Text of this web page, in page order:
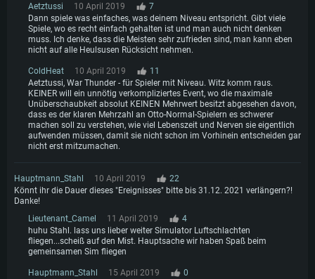
J, HMS Tiger, Merkava Mk.1) Tarnanstriche für die
seltenen (I-180S, Pr.122bis, VFW) Tarnanstriche,
oder 5 Werkzeugkästen tauschen;
Ein Gutschein für die seltenen Fahrzeuge (I-180S,
Pr.122bis, VFW) Tarnanstriche kann gegen einen
ähnlichen Gutschein für jedes andere seltene
Fahrzeug oder 5 Werkzeugkästen eingetauscht
werden.
Aetztussi
10 April 2019
7
Dann spiele was einfaches, was deinem Niveau entspricht. Gibt viele
Spiele, wo es recht einfach gehalten ist und man auch nicht denken
muss. Ich denke, dass die Meisten sehr zufrieden sind, man kann eben
nicht auf alle Heulsusen Rücksicht nehmen.
ColdHeat 10 April 2019
11
Aetztussi, War Thunder - für Spieler mit Niveau. Witz komm raus.
KEINER will ein unnötig verkompliziertes Event, wo die maximale
Unüberschaubkeit absolut KEINEN Mehrwert besitzt abgesehen davon,
dass es der klaren Mehrzahl an Otto-Normal-Spielern es schwerer
machen soll zu verstehen, wie viel Lebenszeit und Nerven sie eigentlich
aufwenden müssen, damit sie nicht schon im Vorhinein entscheiden gar
nicht erst mitzumachen.
Hauptmann_Stahl 10 April 2019
22
Könnt ihr die Dauer dieses "Ereignisses" bitte bis 31.12. 2021 verlängern?!
Danke!
Lieutenant_Camel
11 April 2019
4
huhu Stahl. lass uns lieber weiter Simulator Luftschlachten
fliegen...scheiß auf den Mist. Hauptsache wir haben Spaß beim
gemeinsamen Sim fliegen
Hauptmann_Stahl 15 April 2019
0